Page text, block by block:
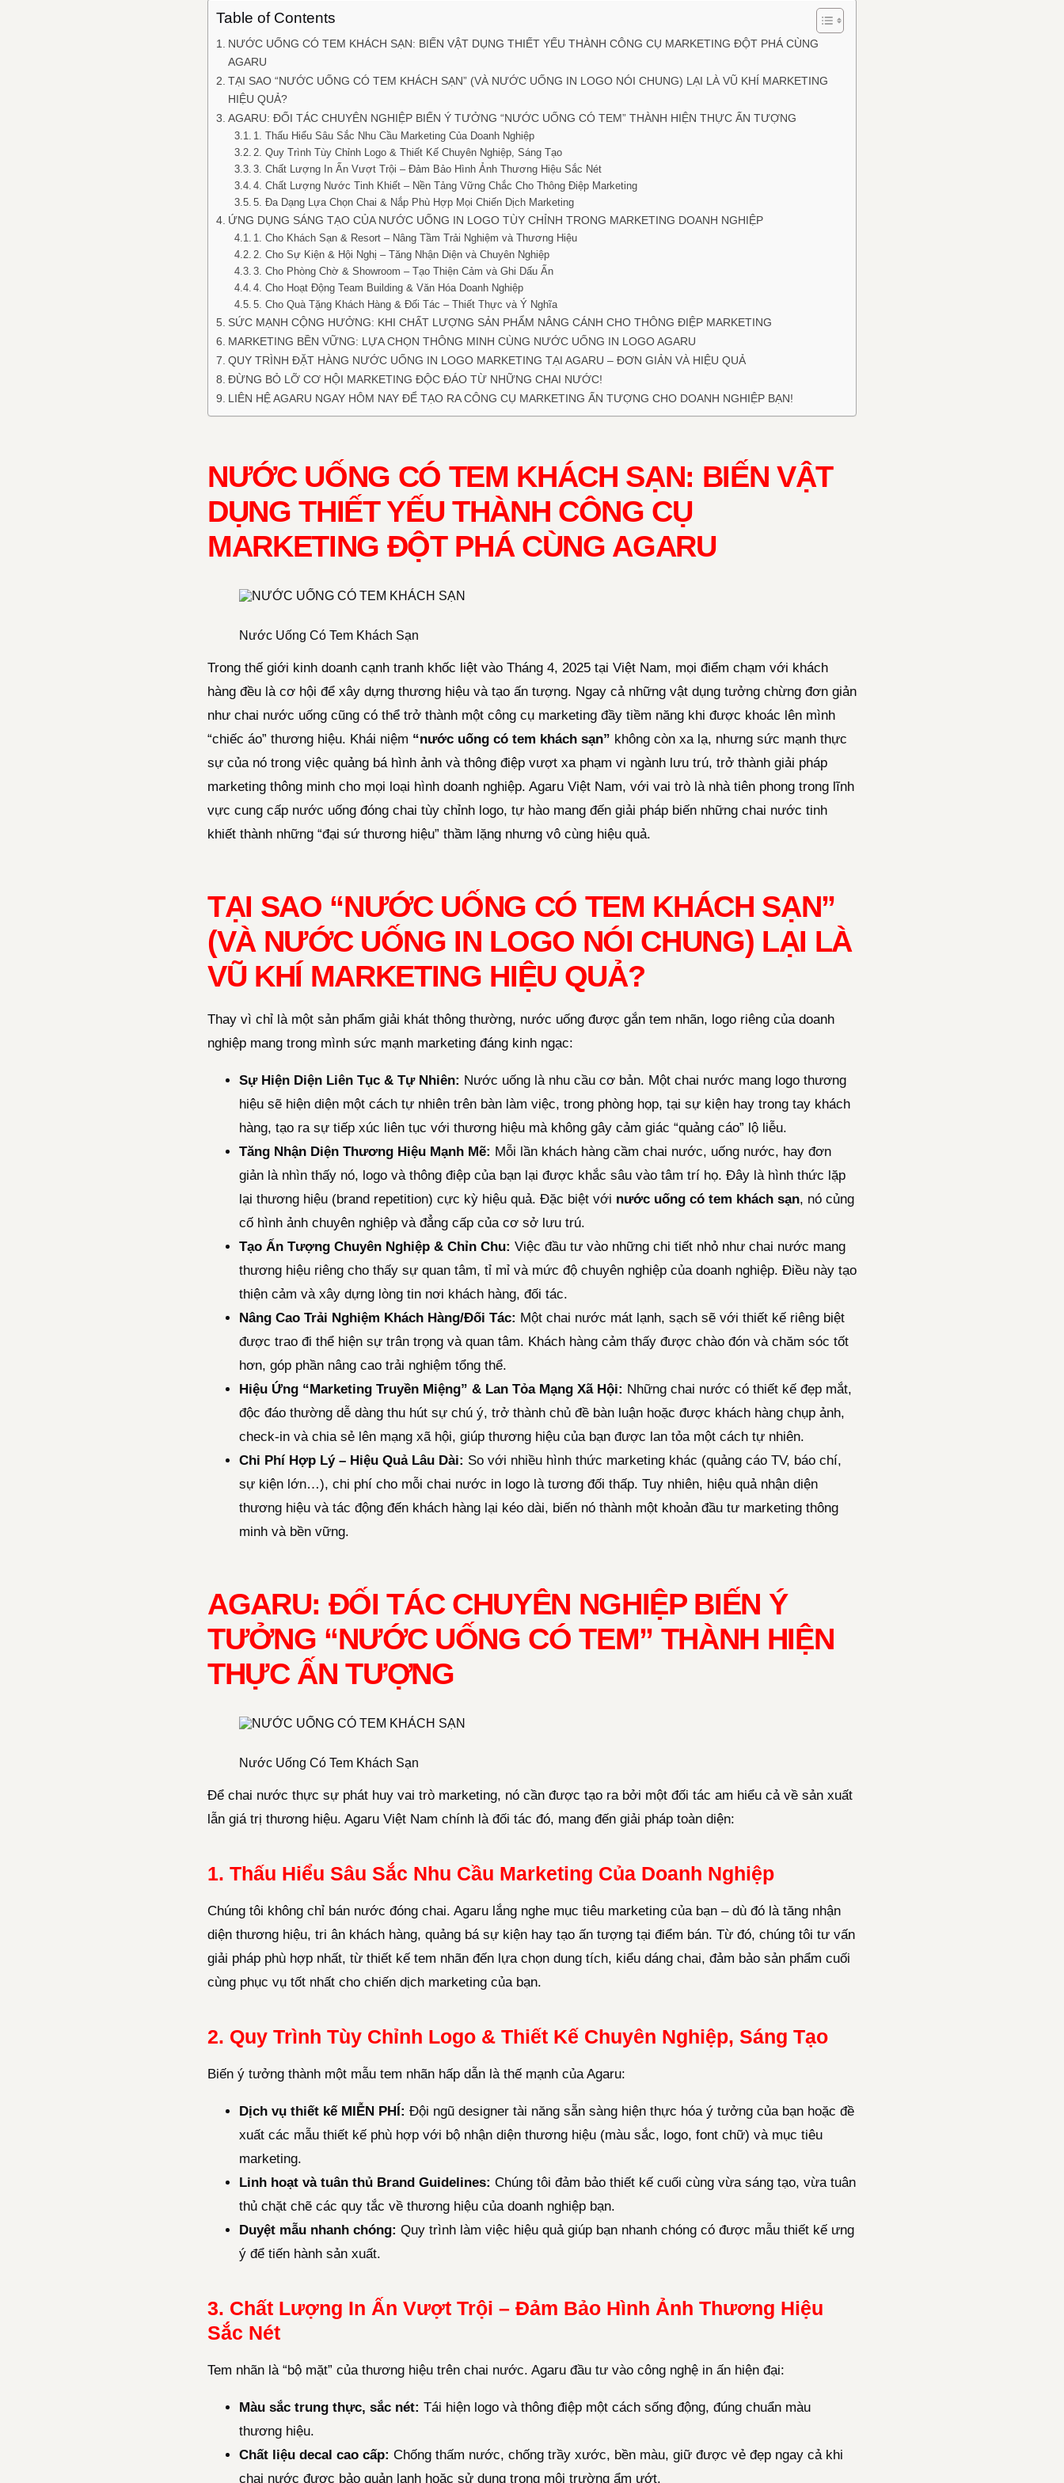
Table of Contents
NƯỚC UỐNG CÓ TEM KHÁCH SẠN: BIẾN VẬT DỤNG THIẾT YẾU THÀNH CÔNG CỤ MARKETING ĐỘT PHÁ CÙNG
AGARU
TẠI SAO “NƯỚC UỐNG CÓ TEM KHÁCH SẠN” (VÀ NƯỚC UỐNG IN LOGO NÓI CHUNG) LẠI LÀ VŨ KHÍ MARKETING
HIỆU QUẢ?
AGARU: ĐỐI TÁC CHUYÊN NGHIỆP BIẾN Ý TƯỞNG “NƯỚC UỐNG CÓ TEM” THÀNH HIỆN THỰC ẤN TƯỢNG
1. Thấu Hiểu Sâu Sắc Nhu Cầu Marketing Của Doanh Nghiệp
2. Quy Trình Tùy Chỉnh Logo & Thiết Kế Chuyên Nghiệp, Sáng Tạo
3. Chất Lượng In Ấn Vượt Trội – Đảm Bảo Hình Ảnh Thương Hiệu Sắc Nét
4. Chất Lượng Nước Tinh Khiết – Nền Tảng Vững Chắc Cho Thông Điệp Marketing
5. Đa Dạng Lựa Chọn Chai & Nắp Phù Hợp Mọi Chiến Dịch Marketing
ỨNG DỤNG SÁNG TẠO CỦA NƯỚC UỐNG IN LOGO TÙY CHỈNH TRONG MARKETING DOANH NGHIỆP
1. Cho Khách Sạn & Resort – Nâng Tầm Trải Nghiệm và Thương Hiệu
2. Cho Sự Kiện & Hội Nghị – Tăng Nhận Diện và Chuyên Nghiệp
3. Cho Phòng Chờ & Showroom – Tạo Thiện Cảm và Ghi Dấu Ấn
4. Cho Hoạt Động Team Building & Văn Hóa Doanh Nghiệp
5. Cho Quà Tặng Khách Hàng & Đối Tác – Thiết Thực và Ý Nghĩa
SỨC MẠNH CỘNG HƯỞNG: KHI CHẤT LƯỢNG SẢN PHẨM NÂNG CÁNH CHO THÔNG ĐIỆP MARKETING
MARKETING BỀN VỮNG: LỰA CHỌN THÔNG MINH CÙNG NƯỚC UỐNG IN LOGO AGARU
QUY TRÌNH ĐẶT HÀNG NƯỚC UỐNG IN LOGO MARKETING TẠI AGARU – ĐƠN GIẢN VÀ HIỆU QUẢ
ĐỪNG BỎ LỠ CƠ HỘI MARKETING ĐỘC ĐÁO TỪ NHỮNG CHAI NƯỚC!
LIÊN HỆ AGARU NGAY HÔM NAY ĐỂ TẠO RA CÔNG CỤ MARKETING ẤN TƯỢNG CHO DOANH NGHIỆP BẠN!
NƯỚC UỐNG CÓ TEM KHÁCH SẠN: BIẾN VẬT
DỤNG THIẾT YẾU THÀNH CÔNG CỤ
MARKETING ĐỘT PHÁ CÙNG AGARU
Nước Uống Có Tem Khách Sạn
Trong thế giới kinh doanh cạnh tranh khốc liệt vào Tháng 4, 2025 tại Việt Nam, mọi điểm chạm với khách
hàng đều là cơ hội để xây dựng thương hiệu và tạo ấn tượng. Ngay cả những vật dụng tưởng chừng đơn giản
như chai nước uống cũng có thể trở thành một công cụ marketing đầy tiềm năng khi được khoác lên mình
“chiếc áo” thương hiệu. Khái niệm “nước uống có tem khách sạn” không còn xa lạ, nhưng sức mạnh thực
sự của nó trong việc quảng bá hình ảnh và thông điệp vượt xa phạm vi ngành lưu trú, trở thành giải pháp
marketing thông minh cho mọi loại hình doanh nghiệp. Agaru Việt Nam, với vai trò là nhà tiên phong trong lĩnh
vực cung cấp nước uống đóng chai tùy chỉnh logo, tự hào mang đến giải pháp biến những chai nước tinh
khiết thành những “đại sứ thương hiệu” thầm lặng nhưng vô cùng hiệu quả.
TẠI SAO “NƯỚC UỐNG CÓ TEM KHÁCH SẠN”
(VÀ NƯỚC UỐNG IN LOGO NÓI CHUNG) LẠI LÀ
VŨ KHÍ MARKETING HIỆU QUẢ?
Thay vì chỉ là một sản phẩm giải khát thông thường, nước uống được gắn tem nhãn, logo riêng của doanh
nghiệp mang trong mình sức mạnh marketing đáng kinh ngạc:
Sự Hiện Diện Liên Tục & Tự Nhiên: Nước uống là nhu cầu cơ bản. Một chai nước mang logo thương
hiệu sẽ hiện diện một cách tự nhiên trên bàn làm việc, trong phòng họp, tại sự kiện hay trong tay khách
hàng, tạo ra sự tiếp xúc liên tục với thương hiệu mà không gây cảm giác “quảng cáo” lộ liễu.
Tăng Nhận Diện Thương Hiệu Mạnh Mẽ: Mỗi lần khách hàng cầm chai nước, uống nước, hay đơn
giản là nhìn thấy nó, logo và thông điệp của bạn lại được khắc sâu vào tâm trí họ. Đây là hình thức lặp
lại thương hiệu (brand repetition) cực kỳ hiệu quả. Đặc biệt với nước uống có tem khách sạn, nó củng
cố hình ảnh chuyên nghiệp và đẳng cấp của cơ sở lưu trú.
Tạo Ấn Tượng Chuyên Nghiệp & Chỉn Chu: Việc đầu tư vào những chi tiết nhỏ như chai nước mang
thương hiệu riêng cho thấy sự quan tâm, tỉ mỉ và mức độ chuyên nghiệp của doanh nghiệp. Điều này tạo
thiện cảm và xây dựng lòng tin nơi khách hàng, đối tác.
Nâng Cao Trải Nghiệm Khách Hàng/Đối Tác: Một chai nước mát lạnh, sạch sẽ với thiết kế riêng biệt
được trao đi thể hiện sự trân trọng và quan tâm. Khách hàng cảm thấy được chào đón và chăm sóc tốt
hơn, góp phần nâng cao trải nghiệm tổng thể.
Hiệu Ứng “Marketing Truyền Miệng” & Lan Tỏa Mạng Xã Hội: Những chai nước có thiết kế đẹp mắt,
độc đáo thường dễ dàng thu hút sự chú ý, trở thành chủ đề bàn luận hoặc được khách hàng chụp ảnh,
check-in và chia sẻ lên mạng xã hội, giúp thương hiệu của bạn được lan tỏa một cách tự nhiên.
Chi Phí Hợp Lý – Hiệu Quả Lâu Dài: So với nhiều hình thức marketing khác (quảng cáo TV, báo chí,
sự kiện lớn…), chi phí cho mỗi chai nước in logo là tương đối thấp. Tuy nhiên, hiệu quả nhận diện
thương hiệu và tác động đến khách hàng lại kéo dài, biến nó thành một khoản đầu tư marketing thông
minh và bền vững.
AGARU: ĐỐI TÁC CHUYÊN NGHIỆP BIẾN Ý
TƯỞNG “NƯỚC UỐNG CÓ TEM” THÀNH HIỆN
THỰC ẤN TƯỢNG
Nước Uống Có Tem Khách Sạn
Để chai nước thực sự phát huy vai trò marketing, nó cần được tạo ra bởi một đối tác am hiểu cả về sản xuất
lẫn giá trị thương hiệu. Agaru Việt Nam chính là đối tác đó, mang đến giải pháp toàn diện:
1. Thấu Hiểu Sâu Sắc Nhu Cầu Marketing Của Doanh Nghiệp
Chúng tôi không chỉ bán nước đóng chai. Agaru lắng nghe mục tiêu marketing của bạn – dù đó là tăng nhận
diện thương hiệu, tri ân khách hàng, quảng bá sự kiện hay tạo ấn tượng tại điểm bán. Từ đó, chúng tôi tư vấn
giải pháp phù hợp nhất, từ thiết kế tem nhãn đến lựa chọn dung tích, kiểu dáng chai, đảm bảo sản phẩm cuối
cùng phục vụ tốt nhất cho chiến dịch marketing của bạn.
2. Quy Trình Tùy Chỉnh Logo & Thiết Kế Chuyên Nghiệp, Sáng Tạo
Biến ý tưởng thành một mẫu tem nhãn hấp dẫn là thế mạnh của Agaru:
Dịch vụ thiết kế MIỄN PHÍ: Đội ngũ designer tài năng sẵn sàng hiện thực hóa ý tưởng của bạn hoặc đề
xuất các mẫu thiết kế phù hợp với bộ nhận diện thương hiệu (màu sắc, logo, font chữ) và mục tiêu
marketing.
Linh hoạt và tuân thủ Brand Guidelines: Chúng tôi đảm bảo thiết kế cuối cùng vừa sáng tạo, vừa tuân
thủ chặt chẽ các quy tắc về thương hiệu của doanh nghiệp bạn.
Duyệt mẫu nhanh chóng: Quy trình làm việc hiệu quả giúp bạn nhanh chóng có được mẫu thiết kế ưng
ý để tiến hành sản xuất.
3. Chất Lượng In Ấn Vượt Trội – Đảm Bảo Hình Ảnh Thương Hiệu
Sắc Nét
Tem nhãn là “bộ mặt” của thương hiệu trên chai nước. Agaru đầu tư vào công nghệ in ấn hiện đại:
Màu sắc trung thực, sắc nét: Tái hiện logo và thông điệp một cách sống động, đúng chuẩn màu
thương hiệu.
Chất liệu decal cao cấp: Chống thấm nước, chống trầy xước, bền màu, giữ được vẻ đẹp ngay cả khi
chai nước được bảo quản lạnh hoặc sử dụng trong môi trường ẩm ướt.